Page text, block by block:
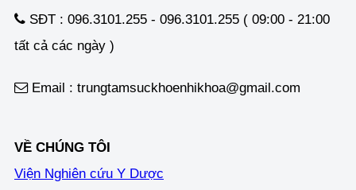
SĐT : 096.3101.255 - 096.3101.255 ( 09:00 - 21:00
tất cả các ngày )
Email : trungtamsuckhoenhikhoa@gmail.com
VỀ CHÚNG TÔI
Viện Nghiên cứu Y Dược